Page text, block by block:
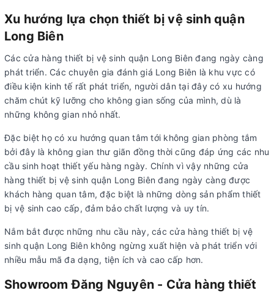
Xu hướng lựa chọn thiết bị vệ sinh quận
Long Biên
Các cửa hàng thiết bị vệ sinh quận Long Biên đang ngày càng
phát triển. Các chuyên gia đánh giá Long Biên là khu vực có
điều kiện kinh tế rất phát triển, người dân tại đây có xu hướng
chăm chút kỹ lưỡng cho không gian sống của mình, dù là
những không gian nhỏ nhất.
Đặc biệt họ có xu hướng quan tâm tới không gian phòng tắm
bởi đây là không gian thư giãn đồng thời cũng đáp ứng các nhu
cầu sinh hoạt thiết yếu hàng ngày. Chính vì vậy những cửa
hàng thiết bị vệ sinh quận Long Biên đang ngày càng được
khách hàng quan tâm, đặc biệt là những dòng sản phẩm thiết
bị vệ sinh cao cấp, đảm bảo chất lượng và uy tín.
Nắm bắt được những nhu cầu này, các cửa hàng thiết bị vệ
sinh quận Long Biên không ngừng xuất hiện và phát triển với
nhiều mẫu mã đa dạng, tiện ích và cao cấp hơn.
Showroom Đăng Nguyên - Cửa hàng thiết